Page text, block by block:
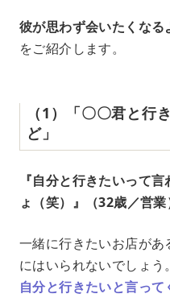
彼が思わず会いたくな
をご紹介します。
（1）「〇〇君と行
ど」
『自分と行きたいって
ょ（笑）』（32歳／営業
一緒に行きたいお店が
にはいられないでしょう。
自分と行きたいと言っ